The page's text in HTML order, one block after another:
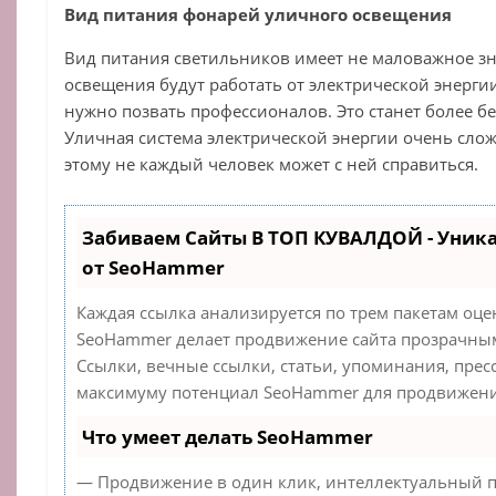
Вид питания фонарей уличного освещения
Вид питания светильников имеет не маловажное
освещения будут работать от электрической
нужно позвать профессионалов. Это станет более
Уличная система электрической энергии очень
этому не каждый человек может с ней справиться.
Забиваем Сайты В ТОП КУВАЛДОЙ -
от SeoHammer
Каждая ссылка анализируется по трем пакетам
SeoHammer делает продвижение сайта
Ссылки, вечные ссылки, статьи, упоминания,
максимуму потенциал SeoHammer для
Что умеет делать SeoHammer
— Продвижение в один клик, интеллектуальный